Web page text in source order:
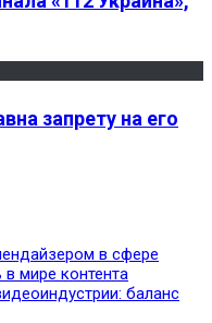
запрету на его
в сфере
мире контента
баланс